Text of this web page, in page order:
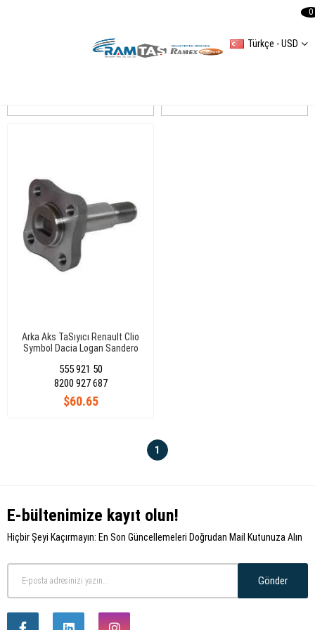
Türkçe - USD
0
Arka Aks TaSıyıcı Renault Clio
Symbol Dacia Logan Sandero
555 921 50
$60.65
8200 927 687
1
E-bültenimize kayıt olun!
Hiçbir Şeyi Kaçırmayın: En Son Güncellemeleri Doğrudan Mail Kutunuza Alın
Gönder